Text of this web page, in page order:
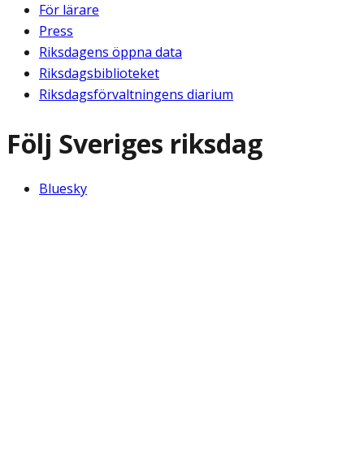
För lärare
Press
Riksdagens öppna data
Riksdagsbiblioteket
Riksdagsförvaltningens diarium
Följ Sveriges riksdag
Bluesky